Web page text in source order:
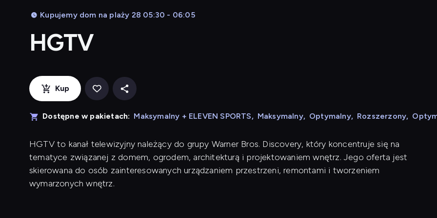
Kupujemy dom na plaży 28 05:30 - 06:05
HGTV
Kup
Dostępne w pakietach: Maksymalny + ELEVEN SPORTS, Maksymalny, Optymalny, Rozszerzony,
HGTV to kanał telewizyjny należący do grupy Warner Bros. Discovery, który koncentruje się na
tematyce związanej z domem, ogrodem, architekturą i projektowaniem wnętrz. Jego oferta jest
skierowana do osób zainteresowanych urządzaniem przestrzeni, remontami i tworzeniem
wymarzonych wnętrz.